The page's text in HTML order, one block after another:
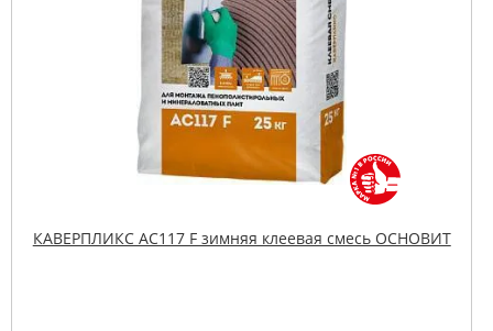
КАВЕРПЛИКС AC117 F зимняя клеевая смесь ОСНОВИТ